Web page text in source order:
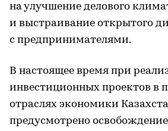
на улучшение делового
и выстраивание открытого
с предпринимателями.
В настоящее время при
инвестиционных проектов в
отраслях экономики
предусмотрено освобождение